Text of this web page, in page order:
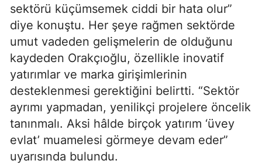
sektörü küçümsemek ciddi bir hata olur”
diye konuştu. Her şeye rağmen sektörde
umut vadeden gelişmelerin de olduğunu
kaydeden Orakçıoğlu, özellikle inovatif
yatırımlar ve marka girişimlerinin
desteklenmesi gerektiğini belirtti. “Sektör
ayrımı yapmadan, yenilikçi projelere öncelik
tanınmalı. Aksi hâlde birçok yatırım ‘üvey
evlat’ muamelesi görmeye devam eder”
uyarısında bulundu.